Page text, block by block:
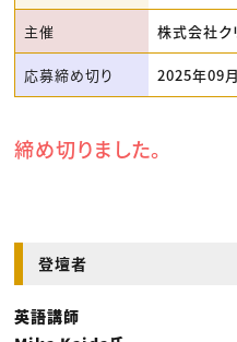
主催 株式会社ク
応募締め切り 2025年09
締め切りました。
登壇者
英語講師